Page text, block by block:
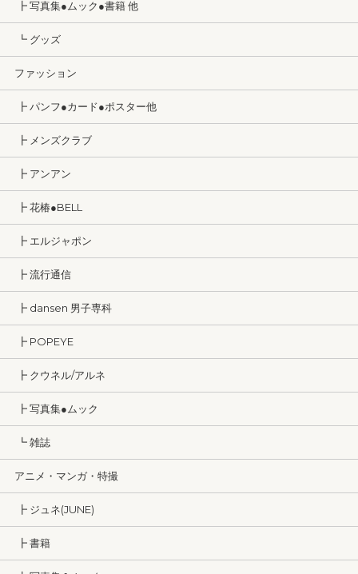
┣ 写真集●ムック●書籍 他
┗ グッズ
ファッション
┣ パンフ●カード●ポスター他
┣ メンズクラブ
┣ アンアン
┣ 花椿●BELL
┣ エルジャポン
┣ 流行通信
┣ dansen 男子専科
┣ POPEYE
┣ クウネル/アルネ
┣ 写真集●ムック
┗ 雑誌
アニメ・マンガ・特撮
┣ ジュネ(JUNE)
┣ 書籍